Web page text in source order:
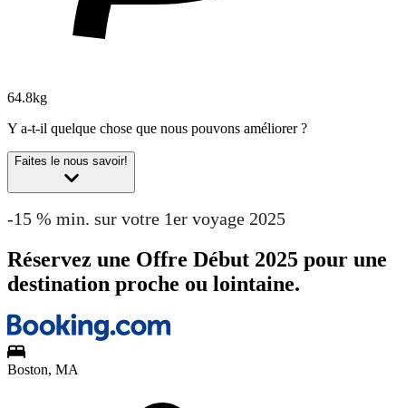
64.8kg
Y a-t-il quelque chose que nous pouvons améliorer ?
Faites le nous savoir!
-15 % min. sur votre 1er voyage 2025
Réservez une Offre Début 2025 pour une
destination proche ou lointaine.
Boston, MA